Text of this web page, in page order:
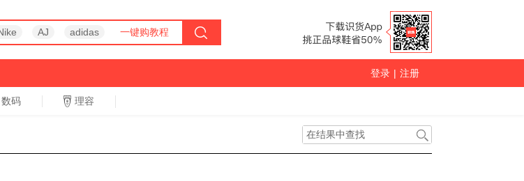
AJ adidas 一键购教程
登录 | 注册
数码 理容